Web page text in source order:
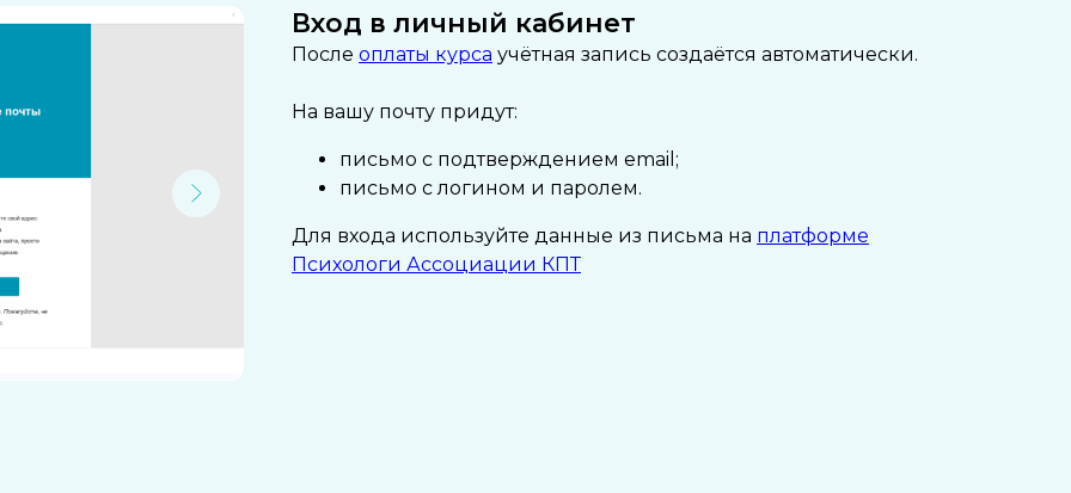
Вход в личный кабинет
После оплаты курса учётная запись создаётся автоматически.
На вашу почту придут:
письмо с подтверждением email;
письмо с логином и паролем.
Для входа используйте данные из письма на платформе
Психологи Ассоциации КПТ